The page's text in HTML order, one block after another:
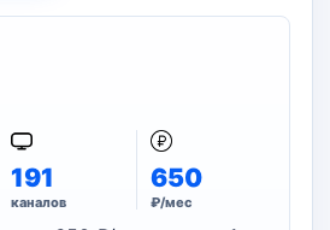
191
каналов
650
₽/мес